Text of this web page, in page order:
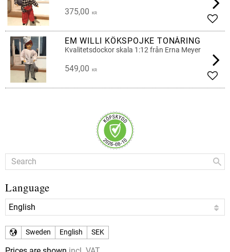
375,00 KR
Add
EM WILLI KÖKSPOJKE TONÅRING
Kvalitetsdockor skala 1:12 från Erna Meyer
549,00 KR
Add
Language
Sweden English SEK